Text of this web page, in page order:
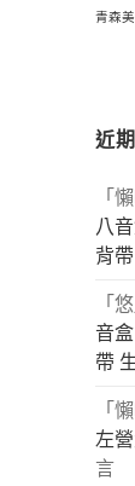
青森
近
「
八
背
「悠
音
帶
「
左
言